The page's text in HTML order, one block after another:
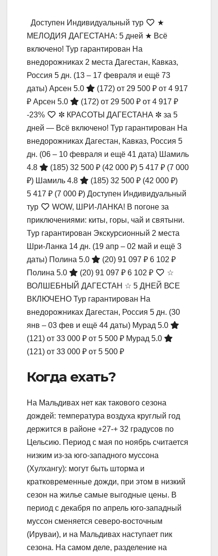
Доступен Индивидуальный тур
★
МЕЛОДИЯ ДАГЕСТАНА: 5 дней ★ Всё
включено! Тур гарантирован На
внедорожниках 2 места Дагестан, Кавказ,
Россия 5 дн. (13 – 17 февраля и ещё 73
даты) Арсен 5.0 (172) от 29 500 ₽ от 4 917
₽ Арсен 5.0 (172) от 29 500 ₽ от 4 917 ₽
-23%
✼ КРАСОТЫ ДАГЕСТАНА ✼ за 5
дней — Всё включено! Тур гарантирован На
внедорожниках Дагестан, Кавказ, Россия 5
дн. (06 – 10 февраля и ещё 41 дата) Шамиль
4.8
(185) 32 500 ₽ (42 000 ₽) 5 417 ₽ (7 000
₽) Шамиль 4.8 (185) 32 500 ₽ (42 000 ₽)
5 417 ₽ (7 000 ₽) Доступен Индивидуальный
тур
WOW, ШРИ-ЛАНКА! В погоне за
приключениями: киты, горы, чай и святыни.
Тур гарантирован Экскурсионный 2 места
Шри-Ланка 14 дн. (19 апр – 02 май и ещё 3
даты) Полина 5.0 (20) 91 097 ₽ 6 102 ₽
Полина 5.0
(20) 91 097 ₽ 6 102 ₽
☆
ВОЛШЕБНЫЙ ДАГЕСТАН ☆ 5 ДНЕЙ ВСЕ
ВКЛЮЧЕНО Тур гарантирован На
внедорожниках Дагестан, Россия 5 дн. (30
янв – 03 фев и ещё 44 даты) Мурад 5.0
(121) от 33 000 ₽ от 5 500 ₽ Мурад 5.0
(121) от 33 000 ₽ от 5 500 ₽
Когда ехать?
На Мальдивах нет как такового сезона
дождей: температура воздуха круглый год
держится в районе +27-+ 32 градусов по
Цельсию. Период с мая по ноябрь считается
низким из-за юго-западного муссона
(Хулхангу): могут быть шторма и
кратковременные дожди, при этом в низкий
сезон на жилье самые выгодные цены. В
период с декабря по апрель юго-западный
муссон сменяется северо-восточным
(Ируваи), и на Мальдивах наступает пик
сезона. На самом деле, разделение на